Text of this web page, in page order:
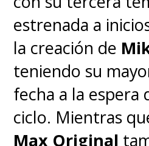
estrenada a
la creación de
teniendo su
fecha a la espera
ciclo. Mientras
Max Original